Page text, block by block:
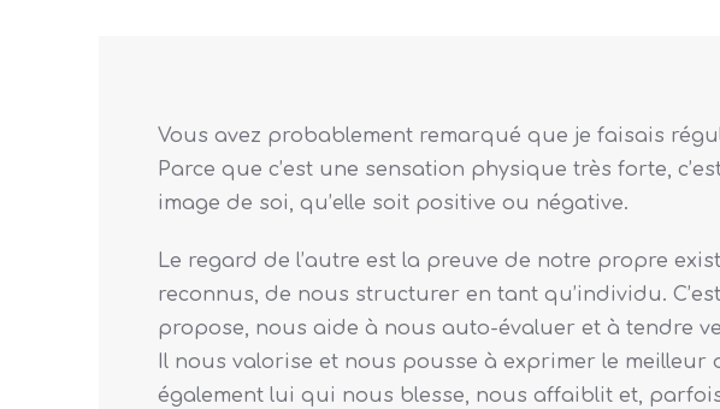
Vous avez probablement remarqué que je faisais
Parce que c’est une sensation physique très forte,
image de soi, qu’elle soit positive ou négative.
Le regard de l’autre est la preuve de notre propre
reconnus, de nous structurer en tant qu’individu.
propose, nous aide à nous auto-évaluer et à tendre
Il nous valorise et nous pousse à exprimer le meilleur
également lui qui nous blesse, nous affaiblit et,